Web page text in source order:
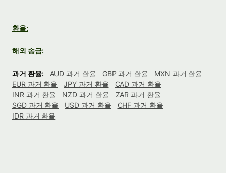
환율:
해외 송금:
과거 환율: AUD 과거 환율 GBP 과거 환율
MXN 과거 환율
EUR 과거 환율
JPY 과거 환율
CAD 과거 환율
INR 과거 환율
NZD 과거 환율
ZAR 과거 환율
SGD 과거 환율
USD 과거 환율
CHF 과거 환율
IDR 과거 환율